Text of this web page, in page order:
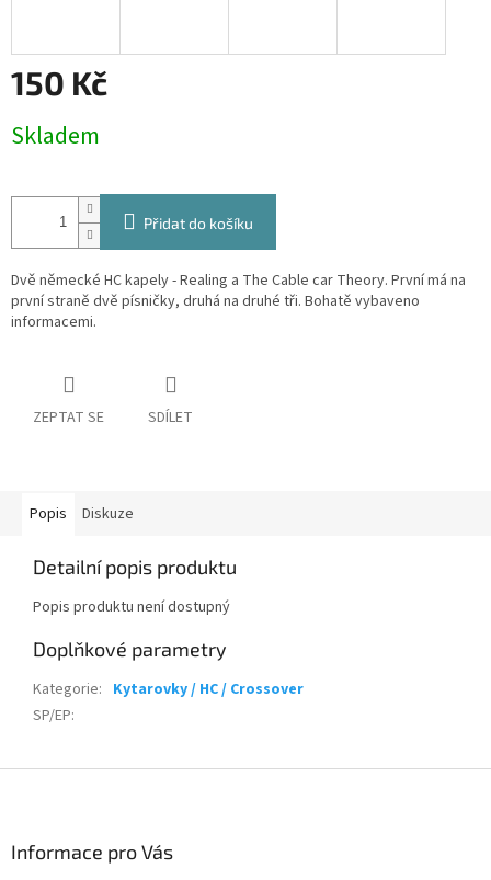
150 Kč
cena:
Skladem
Přidat do košíku
Dvě německé HC kapely - Realing a The Cable car Theory. První má na
první straně dvě písničky, druhá na druhé tři. Bohatě vybaveno
informacemi.
ZEPTAT SE SDÍLET
Popis Diskuze
Detailní popis produktu
Popis produktu není dostupný
Doplňkové parametry
Kategorie: Kytarovky / HC / Crossover
SP/EP:
Informace pro Vás